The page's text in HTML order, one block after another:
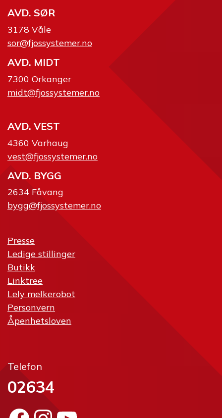
AVD. SØR
3178 Våle
sor@fjossystemer.no
AVD. MIDT
7300 Orkanger
midt@fjossystemer.no
AVD. VEST
4360 Varhaug
vest@fjossystemer.no
AVD. BYGG
2634 Fåvang
bygg@fjossystemer.no
Presse
Ledige stillinger
Butikk
Linktree
Lely melkerobot
Personvern
Åpenhetsloven
Telefon
02634